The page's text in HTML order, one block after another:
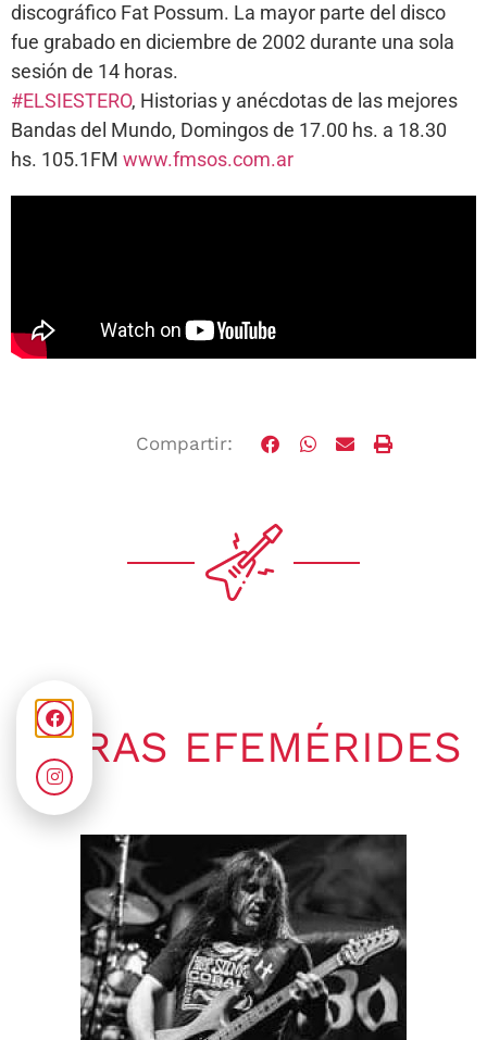
discográfico Fat Possum. La mayor parte del disco
fue grabado en diciembre de 2002 durante una sola
sesión de 14 horas.
#ELSIESTERO, Historias y anécdotas de las mejores
Bandas del Mundo, Domingos de 17.00 hs. a 18.30
hs. 105.1FM www.fmsos.com.ar
Compartir:
OTRAS EFEMÉRIDES